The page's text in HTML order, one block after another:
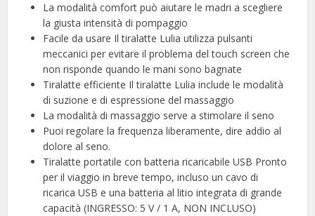
La modalità comfort può aiutare le madri a scegliere
la giusta intensità di pompaggio
Facile da usare Il tiralatte Lulia utilizza pulsanti
meccanici per evitare il problema del touch screen che
non risponde quando le mani sono bagnate
Tiralatte efficiente Il tiralatte Lulia include le modalità
di suzione e di espressione del massaggio
La modalità di massaggio serve a stimolare il seno
Puoi regolare la frequenza liberamente, dire addio al
dolore al seno.
Tiralatte portatile con batteria ricaricabile USB Pronto
per il viaggio in breve tempo, incluso un cavo di
ricarica USB e una batteria al litio integrata di grande
capacità (INGRESSO: 5 V / 1 A, NON INCLUSO)